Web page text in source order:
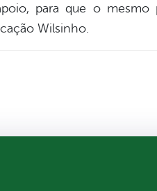
para que o mesmo
Wilsinho.